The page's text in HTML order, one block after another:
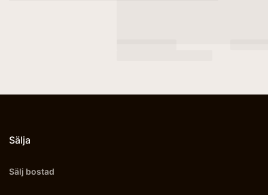
Sälja
Sälj bostad